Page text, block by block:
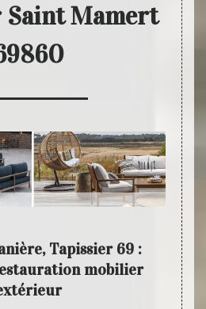
Mamert
Tapissier 69 :
mobilier
Pour